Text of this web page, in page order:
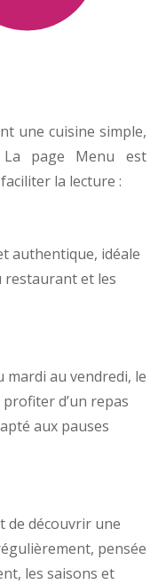
une cuisine simple,
page Menu est
la lecture :
authentique, idéale
restaurant et les
mardi au vendredi, le
d’un repas
aux pauses
de découvrir une
pensée
les saisons et